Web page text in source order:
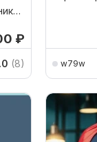
₽
(8) w79w